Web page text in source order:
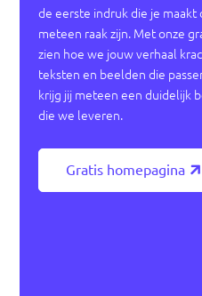
de eerste indruk die je
meteen raak zijn. Met onze
zien hoe we jouw verhaal
teksten en beelden die
krijg jij meteen een duidelijk
die we leveren.
Gratis homepagina